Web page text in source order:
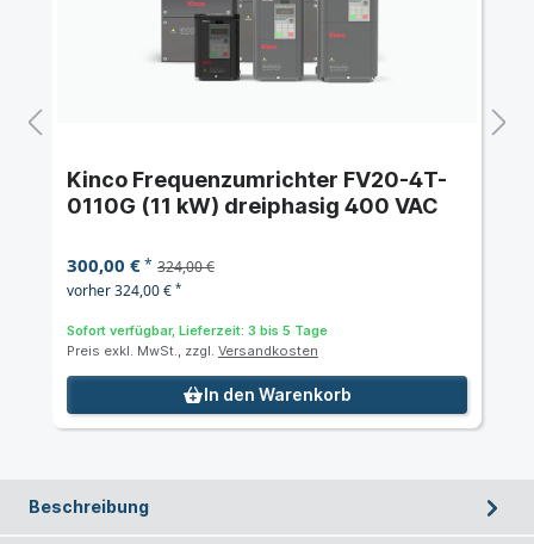
Kinco Frequenzumrichter FV20-4T-
0110G (11 kW) dreiphasig 400 VAC
300,00 €* 324,00 €
vorher 324,00 € *
Sofort verfügbar, Lieferzeit: 3 bis 5 Tage
Preis exkl. MwSt., zzgl. Versandkosten
In den Warenkorb
Beschreibung